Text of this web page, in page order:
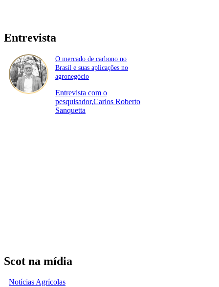
Entrevista
O mercado de carbono no
Brasil e suas aplicações no
agronegócio
Entrevista com o
pesquisador,Carlos Roberto
Sanquetta
Scot na mídia
Notícias Agrícolas